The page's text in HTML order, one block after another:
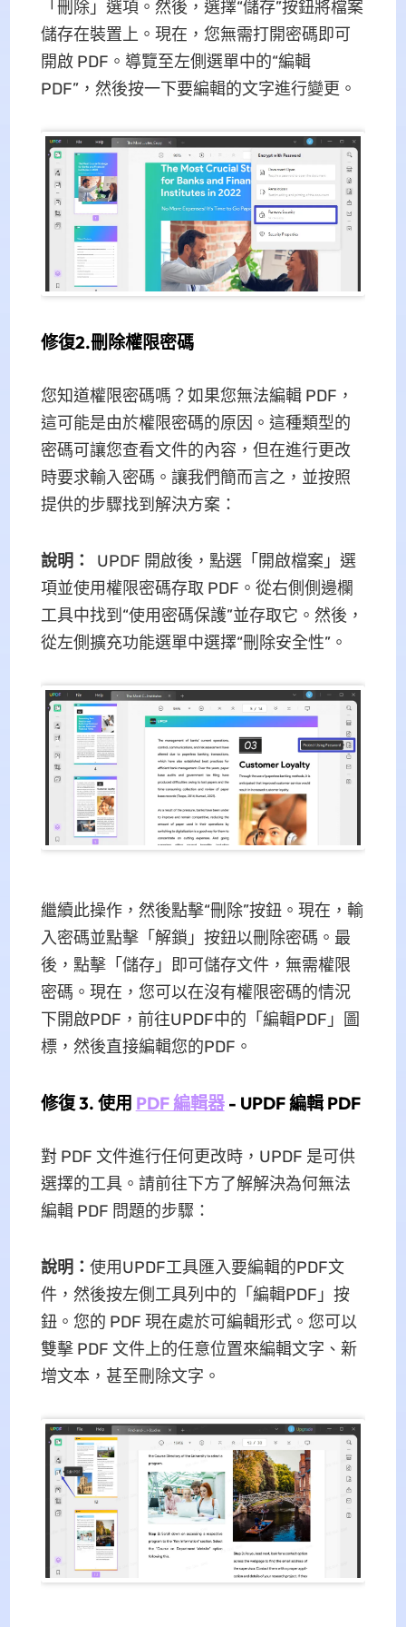
「刪除」選項。然後，選擇“儲存”按鈕將檔案
儲存在裝置上。現在，您無需打開密碼即可
開啟 PDF。導覽至左側選單中的“編輯
PDF”，然後按一下要編輯的文字進行變更。
修復2.刪除權限密碼
您知道權限密碼嗎？如果您無法編輯 PDF，
這可能是由於權限密碼的原因。這種類型的
密碼可讓您查看文件的內容，但在進行更改
時要求輸入密碼。讓我們簡而言之，並按照
提供的步驟找到解決方案：
說明：
UPDF 開啟後，點選「開啟檔案」選
項並使用權限密碼存取 PDF。從右側側邊欄
工具中找到“使用密碼保護”並存取它。然後，
從左側擴充功能選單中選擇“刪除安全性”。
繼續此操作，然後點擊“刪除”按鈕。現在，輸
入密碼並點擊「解鎖」按鈕以刪除密碼。最
後，點擊「儲存」即可儲存文件，無需權限
密碼。現在，您可以在沒有權限密碼的情況
下開啟PDF，前往UPDF中的「編輯PDF」圖
標，然後直接編輯您的PDF。
修復 3. 使用 PDF 編輯器- UPDF 編輯 PDF
對 PDF 文件進行任何更改時，UPDF 是可供
選擇的工具。請前往下方了解解決為何無法
編輯 PDF 問題的步驟：
說明： 使用UPDF工具匯入要編輯的PDF文
件，然後按左側工具列中的「編輯PDF」按
鈕。您的 PDF 現在處於可編輯形式。您可以
雙擊 PDF 文件上的任意位置來編輯文字、新
增文本，甚至刪除文字。